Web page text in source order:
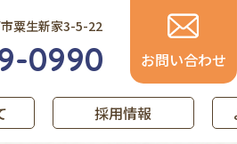
粟⽣新家3-5-22
0990 お問い合わせ
採用情報